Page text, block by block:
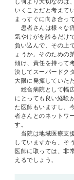
し何より大切なのは
いくことだと考えて
まっすぐに向き合っ
患者さんは様々な
気やけがを診るだけ
負い込んで、その上
ょうか。そのための
傾け、責任を持って
決してスーパードク
大限に発揮していた
総合病院として幅
にとっても良い経験
た医師もいますし、
者さんとのネットワ
す。
当院は地域医療支
していますから、そ
医師に取っては、非
えるでしょう。